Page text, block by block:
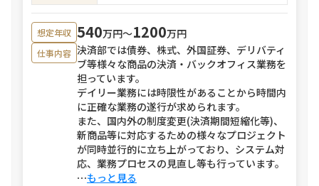
想定年収 540万円〜1200万円
仕事内容 決済部では債券、株式、外国証券、デリバティ
ブ等様々な商品の決済・バックオフィス業務を
担っています。
デイリー業務には時限性があることから時間内
に正確な業務の遂行が求められます。
また、国内外の制度変更(決済期間短縮化等)、
新商品等に対応するための様々なプロジェクト
が同時並行的に立ち上がっており、システム対
応、業務プロセスの見直し等も行っています。
⋯もっと見る